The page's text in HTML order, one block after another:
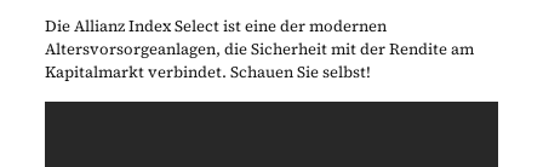
Die Allianz Index Select ist eine der modernen
Altersvorsorgeanlagen, die Sicherheit mit der Rendite am
Kapitalmarkt verbindet. Schauen Sie selbst!